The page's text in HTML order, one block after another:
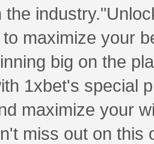
the
maximize your
big on the
1xbet's special
maximize your
miss out on this